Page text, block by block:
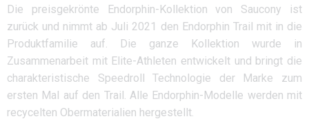
Die preisgekrönte Endorphin-Kollektion von Saucony ist
zurück und nimmt ab Juli 2021 den Endorphin Trail mit in die
Produktfamilie auf. Die ganze Kollektion wurde in
Zusammenarbeit mit Elite-Athleten entwickelt und bringt die
charakteristische Speedroll Technologie der Marke zum
ersten Mal auf den Trail. Alle Endorphin-Modelle werden mit
recycelten Obermaterialien hergestellt.